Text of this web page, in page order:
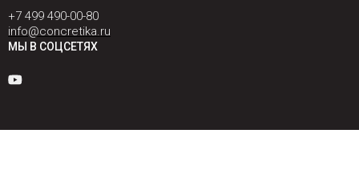
+7 499 490-00-80
info@concretika.ru
МЫ В СОЦСЕТЯХ